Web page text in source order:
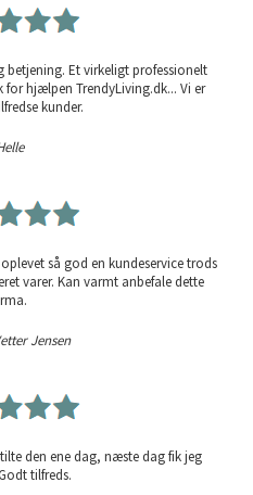
betjening. Et virkeligt professionelt
hjælpen TrendyLiving.dk... Vi er
kunder.
så god en kundeservice trods
varer. Kan varmt anbefale dette
Jensen
den ene dag, næste dag fik jeg
tilfreds.